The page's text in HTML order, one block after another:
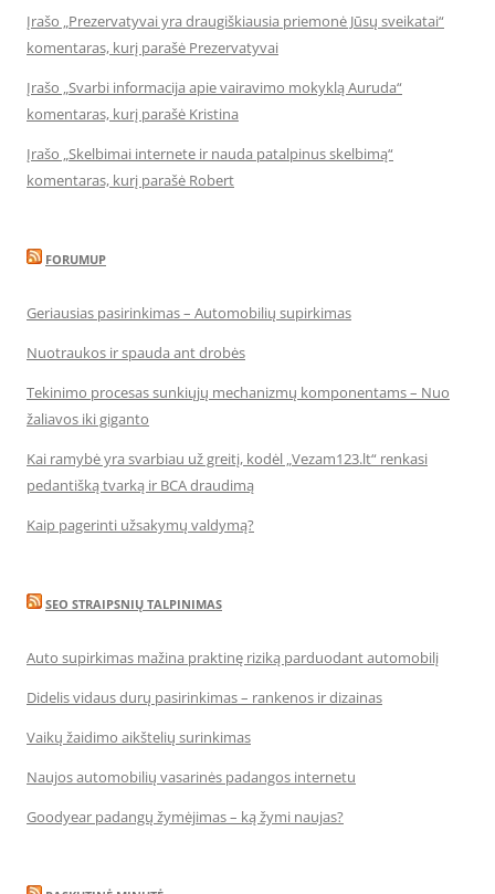
Įrašo „Prezervatyvai yra draugiškiausia priemonė Jūsų sveikatai“
komentaras, kurį parašė Prezervatyvai
Įrašo „Svarbi informacija apie vairavimo mokyklą Auruda“
komentaras, kurį parašė Kristina
Įrašo „Skelbimai internete ir nauda patalpinus skelbimą“
komentaras, kurį parašė Robert
FORUMUP
Geriausias pasirinkimas – Automobilių supirkimas
Nuotraukos ir spauda ant drobės
Tekinimo procesas sunkiųjų mechanizmų komponentams – Nuo
žaliavos iki giganto
Kai ramybė yra svarbiau už greitį, kodėl „Vezam123.lt“ renkasi
pedantišką tvarką ir BCA draudimą
Kaip pagerinti užsakymų valdymą?
SEO STRAIPSNIŲ TALPINIMAS
Auto supirkimas mažina praktinę riziką parduodant automobilį
Didelis vidaus durų pasirinkimas – rankenos ir dizainas
Vaikų žaidimo aikštelių surinkimas
Naujos automobilių vasarinės padangos internetu
Goodyear padangų žymėjimas – ką žymi naujas?